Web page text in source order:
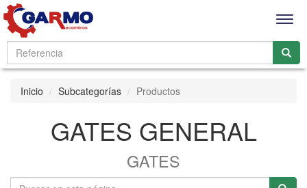
Inicio Subcategorías Productos
GATES GENERAL
GATES